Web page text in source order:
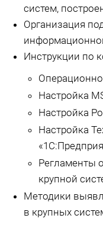
систем,
Организация
Инструкции по
Настройка
Настройка
Настройка
Регламенты
крупной
Методики
в крупных